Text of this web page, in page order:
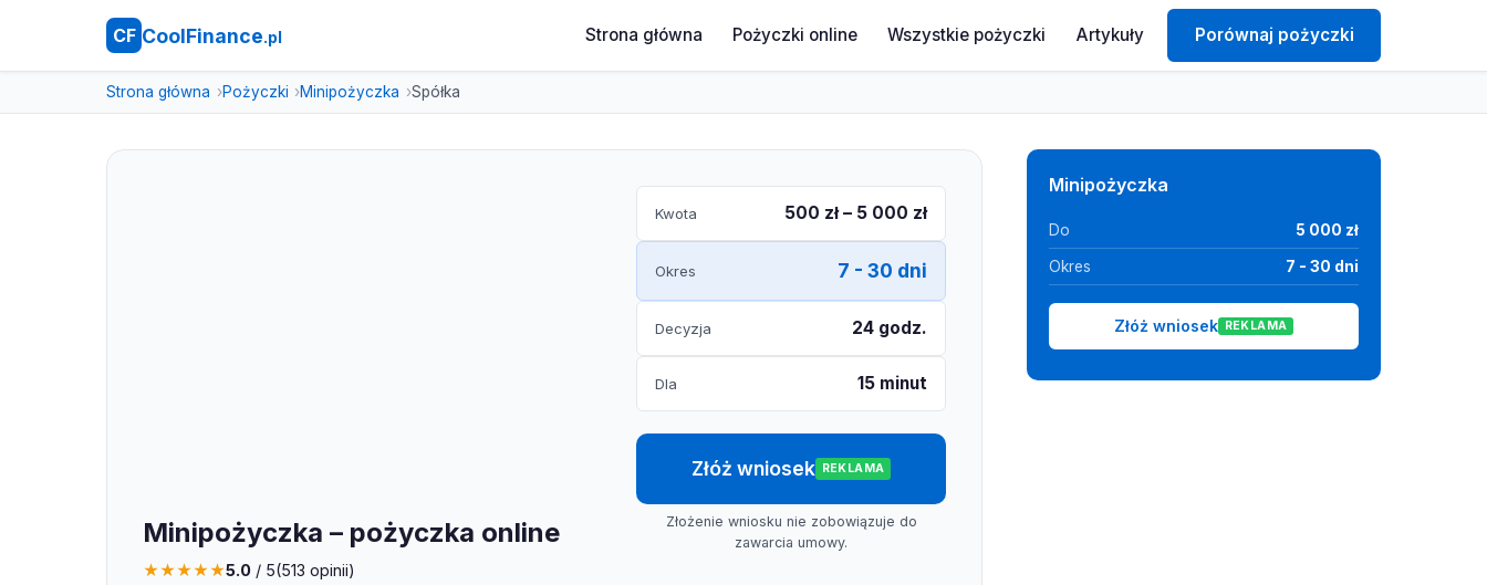
CF CoolFinance.pl Strona główna Pożyczki online Wszystkie pożyczki Artykuły Porównaj pożyczki
Strona główna Pożyczki Minipożyczka Spółka
Minipożyczka – pożyczka online
★★★★★5.0 / 5(513 opinii)
Kwota 500 zł – 5 000 zł
Okres 7 - 30 dni
Decyzja 24 godz.
Dla 15 minut
Złóż wniosek REKLAMA
Złożenie wniosku nie zobowiązuje do
zawarcia umowy.
Minipożyczka
Do 5 000 zł
Okres 7 - 30 dni
Złóż wniosek REKLAMA